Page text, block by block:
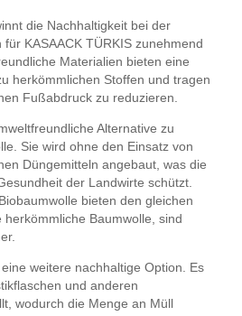
die Nachhaltigkeit bei der
KASAACK TÜRKIS zunehmend
Materialien bieten eine
herkömmlichen Stoffen und tragen
Fußabdruck zu reduzieren.
Alternative zu
Sie wird ohne den Einsatz von
Düngemitteln angebaut, was die
der Landwirte schützt.
bieten den gleichen
Baumwolle, sind
weitere nachhaltige Option. Es
und anderen
wodurch die Menge an Müll